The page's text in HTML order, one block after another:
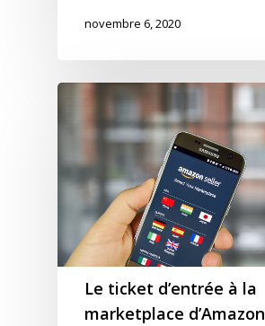
novembre 6, 2020
Le ticket d’entrée à la
marketplace d’Amazon